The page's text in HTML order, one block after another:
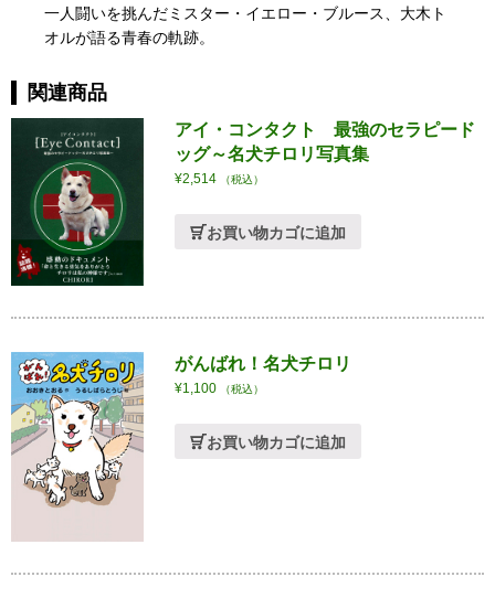
（LEGEND
BLUES）
個
一人闘いを挑んだミスター・イエロー・ブルース、大木ト
オルが語る青春の軌跡。
関連商品
アイ・コンタクト 最強のセラピード
ッグ～名犬チロリ写真集
¥2,514 （税込）
お買い物カゴに追加
がんばれ！名犬チロリ
¥1,100 （税込）
お買い物カゴに追加